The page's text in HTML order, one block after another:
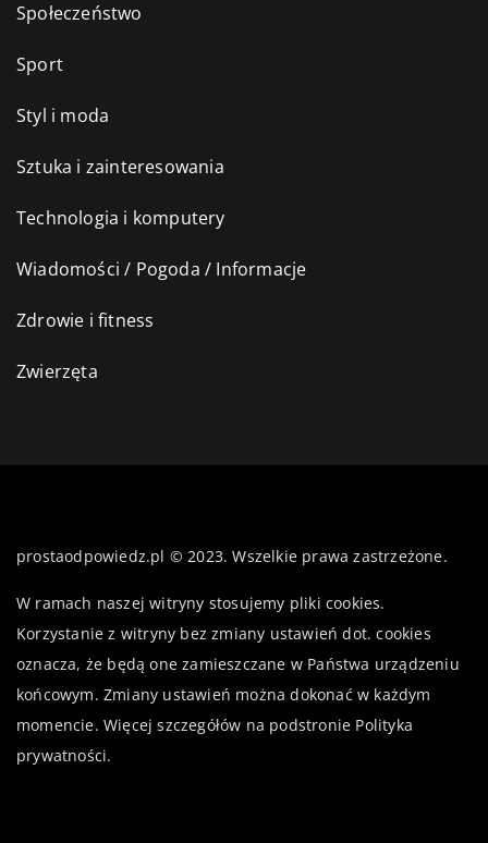
Społeczeństwo
Sport
Styl i moda
Sztuka i zainteresowania
Technologia i komputery
Wiadomości / Pogoda / Informacje
Zdrowie i fitness
Zwierzęta
prostaodpowiedz.pl © 2023. Wszelkie prawa zastrzeżone.
W ramach naszej witryny stosujemy pliki cookies.
Korzystanie z witryny bez zmiany ustawień dot. cookies
oznacza, że będą one zamieszczane w Państwa urządzeniu
końcowym. Zmiany ustawień można dokonać w każdym
momencie. Więcej szczegółów na podstronie Polityka
prywatności.